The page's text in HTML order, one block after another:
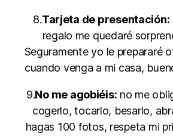
8.Tarjeta de presentación:
regalo me quedaré
Seguramente yo le prepararé
cuando venga a mi casa,
9.No me agobiéis: no me
cogerlo, tocarlo, besarlo,
hagas 100 fotos, respeta mi